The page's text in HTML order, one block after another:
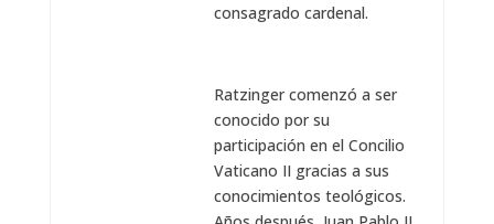
consagrado cardenal.
Ratzinger comenzó a ser
conocido por su
participación en el Concilio
Vaticano II gracias a sus
conocimientos teológicos.